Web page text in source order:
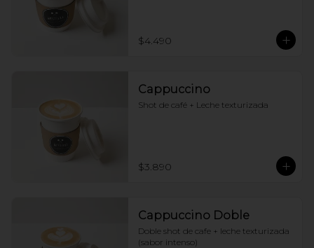
$4.490
Cappuccino
Shot de café + Leche texturizada
$3.890
Cappuccino Doble
Doble shot de cafe + leche texturizada
(sabor intenso)